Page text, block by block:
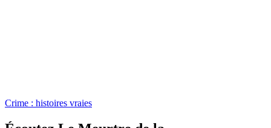
Crime : histoires vraies